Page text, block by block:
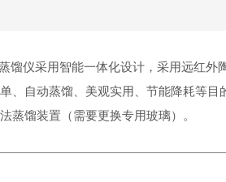
馏仪采用智能一体化设计，采用远红
、自动蒸馏、美观实用、节能降耗等
蒸馏装置（需要更换专用玻璃）。